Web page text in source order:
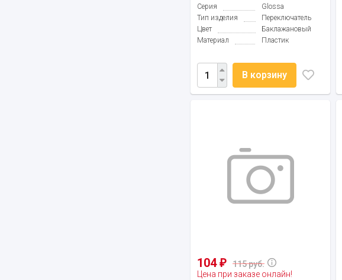
Серия
Glossa
Тип изделия
Переключатель
Цвет
Баклажановый
Материал
Пластик
В корзину
104 ₽
115 руб.
Цена при заказе онлайн!